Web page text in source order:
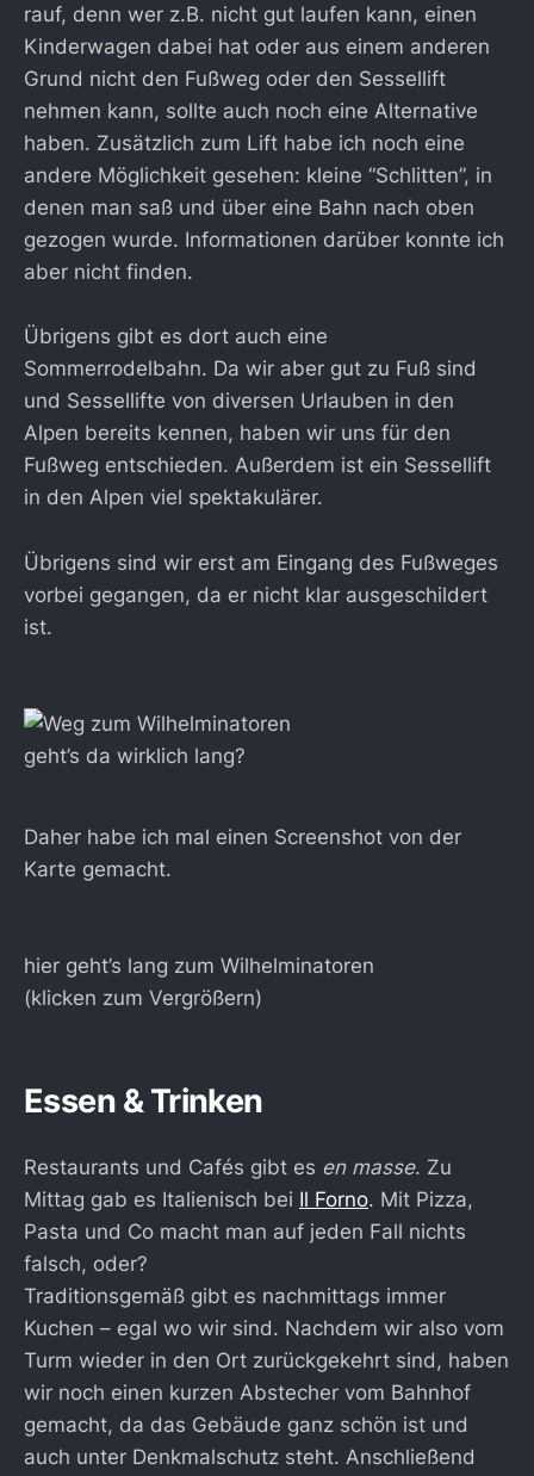
rauf, denn wer z.B. nicht gut laufen kann, einen
Kinderwagen dabei hat oder aus einem anderen
Grund nicht den Fußweg oder den Sessellift
nehmen kann, sollte auch noch eine Alternative
haben. Zusätzlich zum Lift habe ich noch eine
andere Möglichkeit gesehen: kleine “Schlitten”, in
denen man saß und über eine Bahn nach oben
gezogen wurde. Informationen darüber konnte ich
aber nicht finden.
Übrigens gibt es dort auch eine
Sommerrodelbahn. Da wir aber gut zu Fuß sind
und Sessellifte von diversen Urlauben in den
Alpen bereits kennen, haben wir uns für den
Fußweg entschieden. Außerdem ist ein Sessellift
in den Alpen viel spektakulärer.
Übrigens sind wir erst am Eingang des Fußweges
vorbei gegangen, da er nicht klar ausgeschildert
ist.
geht’s da wirklich lang?
Daher habe ich mal einen Screenshot von der
Karte gemacht.
hier geht’s lang zum Wilhelminatoren
(klicken zum Vergrößern)
Essen & Trinken
Restaurants und Cafés gibt es en masse. Zu
Mittag gab es Italienisch bei Il Forno. Mit Pizza,
Pasta und Co macht man auf jeden Fall nichts
falsch, oder?
Traditionsgemäß gibt es nachmittags immer
Kuchen – egal wo wir sind. Nachdem wir also vom
Turm wieder in den Ort zurückgekehrt sind, haben
wir noch einen kurzen Abstecher vom Bahnhof
gemacht, da das Gebäude ganz schön ist und
auch unter Denkmalschutz steht. Anschließend